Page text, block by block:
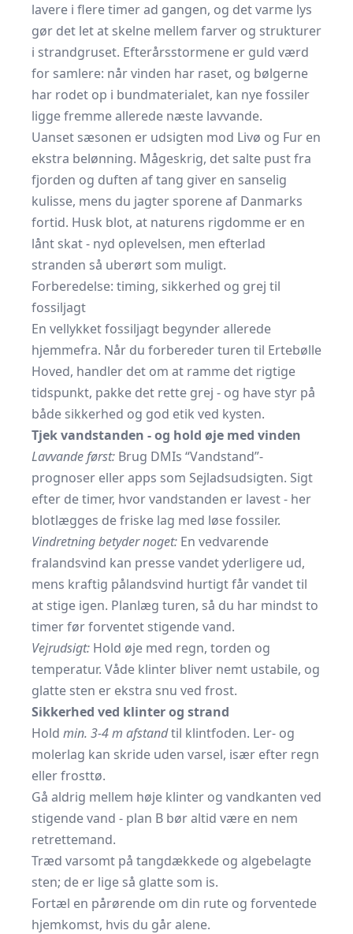
lavere i flere timer ad gangen, og det varme lys
gør det let at skelne mellem farver og strukturer
i strandgruset. Efterårsstormene er guld værd
for samlere: når vinden har raset, og bølgerne
har rodet op i bundmaterialet, kan nye fossiler
ligge fremme allerede næste lavvande.
Uanset sæsonen er udsigten mod Livø og Fur en
ekstra belønning. Mågeskrig, det salte pust fra
fjorden og duften af tang giver en sanselig
kulisse, mens du jagter sporene af Danmarks
fortid. Husk blot, at naturens rigdomme er en
lånt skat - nyd oplevelsen, men efterlad
stranden så uberørt som muligt.
Forberedelse: timing, sikkerhed og grej til
fossiljagt
En vellykket fossiljagt begynder allerede
hjemmefra. Når du forbereder turen til Ertebølle
Hoved, handler det om at ramme det rigtige
tidspunkt, pakke det rette grej - og have styr på
både sikkerhed og god etik ved kysten.
Tjek vandstanden - og hold øje med vinden
Lavvande først: Brug DMIs “Vandstand”-
prognoser eller apps som Sejladsudsigten. Sigt
efter de timer, hvor vandstanden er lavest - her
blotlægges de friske lag med løse fossiler.
Vindretning betyder noget: En vedvarende
fralandsvind kan presse vandet yderligere ud,
mens kraftig pålandsvind hurtigt får vandet til
at stige igen. Planlæg turen, så du har mindst to
timer før forventet stigende vand.
Vejrudsigt: Hold øje med regn, torden og
temperatur. Våde klinter bliver nemt ustabile, og
glatte sten er ekstra snu ved frost.
Sikkerhed ved klinter og strand
Hold min. 3-4 m afstandtil klintfoden. Ler- og
molerlag kan skride uden varsel, især efter regn
eller frosttø.
Gå aldrig mellem høje klinter og vandkanten ved
stigende vand - plan B bør altid være en nem
retrettemand.
Træd varsomt på tangdækkede og algebelagte
sten; de er lige så glatte som is.
Fortæl en pårørende om din rute og forventede
hjemkomst, hvis du går alene.